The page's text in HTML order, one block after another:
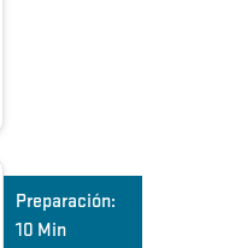
Preparación:
10 Min